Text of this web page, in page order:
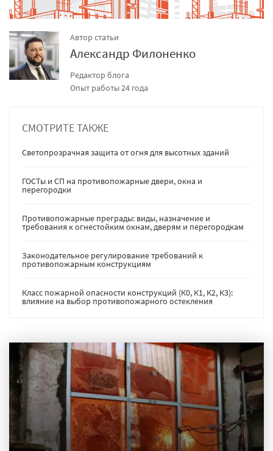
Автор статьи
Александр Филоненко
Редактор блога
Опыт работы 24 года
СМОТРИТЕ ТАКЖЕ
Светопрозрачная защита от огня для высотных зданий
ГОСТы и СП на противопожарные двери, окна и
перегородки
Противопожарные преграды: виды, назначение и
требования к огнестойким окнам, дверям и перегородкам
Законодательное регулирование требований к
противопожарным конструкциям
Класс пожарной опасности конструкций (К0, К1, К2, К3):
влияние на выбор противопожарного остекления